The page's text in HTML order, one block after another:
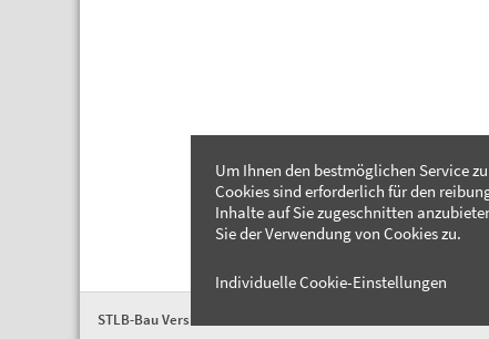
STLB-Bau Version 2026-04
Um Ihnen den bestmöglichen Service
Cookies sind erforderlich für den
Inhalte auf Sie zugeschnitten
Sie der Verwendung von Cookies zu.
Individuelle Cookie-Einstellungen